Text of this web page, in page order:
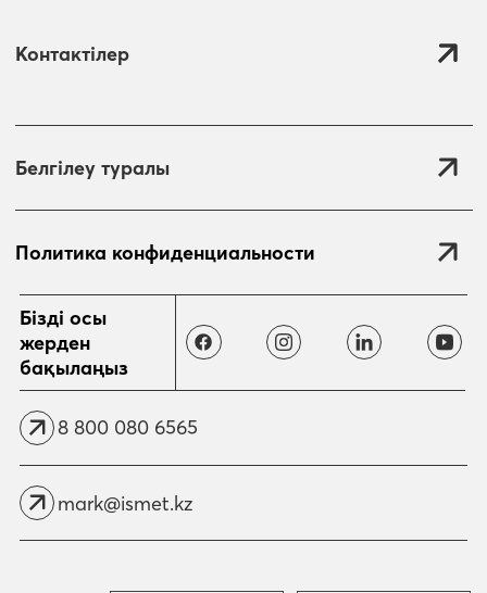
Контактілер
Белгілеу туралы
Политика конфиденциальности
Бізді осы
жерден
бақылаңыз
8 800 080 6565
mark@ismet.kz